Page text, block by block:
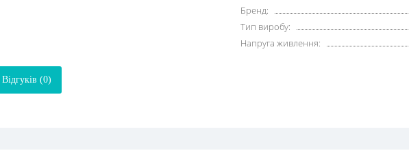
Бренд:
Тип виробу:
Напруга живлення:
Відгуків (0)